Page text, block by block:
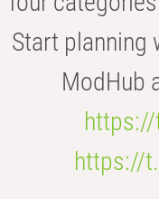
Start planning
ModHub
https://